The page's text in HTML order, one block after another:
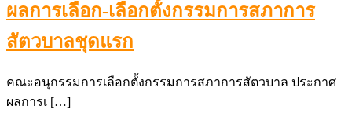
ผลการเลือก-เลือกตั้งกรรมการสภาการ
สัตวบาลชุดแรก
คณะอนุกรรมการเลือกตั้งกรรมการสภาการสัตวบาล ประกาศ
ผลการเ […]